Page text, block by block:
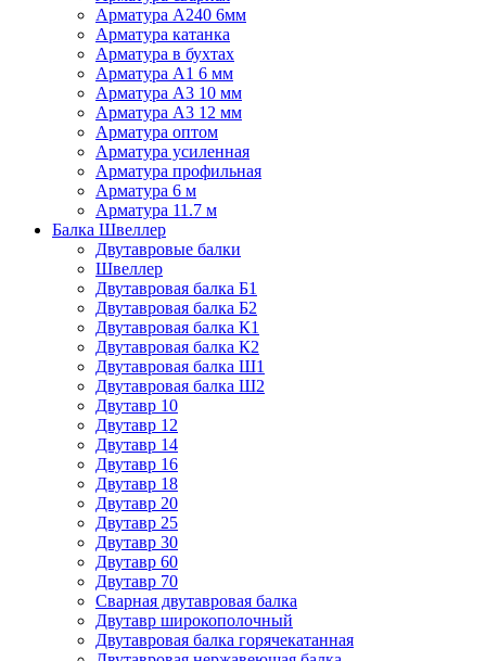
Арматура А240 6мм
Арматура катанка
Арматура в бухтах
Арматура А1 6 мм
Арматура А3 10 мм
Арматура А3 12 мм
Арматура оптом
Арматура усиленная
Арматура профильная
Арматура 6 м
Арматура 11.7 м
Балка Швеллер
Двутавровые балки
Швеллер
Двутавровая балка Б1
Двутавровая балка Б2
Двутавровая балка К1
Двутавровая балка К2
Двутавровая балка Ш1
Двутавровая балка Ш2
Двутавр 10
Двутавр 12
Двутавр 14
Двутавр 16
Двутавр 18
Двутавр 20
Двутавр 25
Двутавр 30
Двутавр 60
Двутавр 70
Сварная двутавровая балка
Двутавр широкополочный
Двутавровая балка горячекатанная